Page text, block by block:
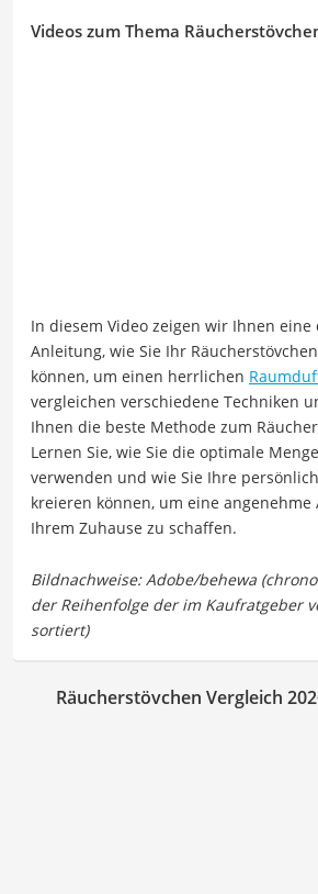
Videos zum Thema
In diesem Video zeigen wir Ihnen
Anleitung, wie Sie Ihr
können, um einen herrlichen
vergleichen verschiedene Techniken
Ihnen die beste Methode zum
Lernen Sie, wie Sie die optimale
verwenden und wie Sie Ihre
kreieren können, um eine angenehme
Ihrem Zuhause zu schaffen.
Räucherstövchen Vergleich